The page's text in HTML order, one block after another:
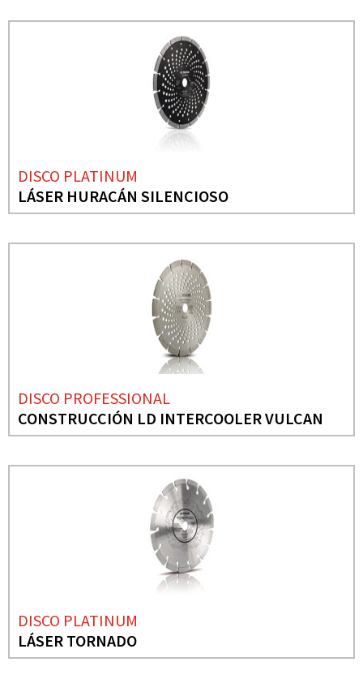
DISCO PLATINUM
LÁSER HURACÁN SILENCIOSO
DISCO PROFESSIONAL
CONSTRUCCIÓN LD INTERCOOLER VULCAN
DISCO PLATINUM
LÁSER TORNADO